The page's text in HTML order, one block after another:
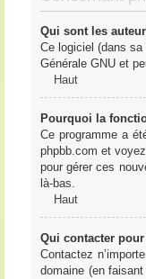
Qui sont les
Ce logiciel (dans
Générale GNU et
Haut
Pourquoi la
Ce programme a
phpbb.com et
pour gérer ces
là-bas.
Haut
Qui contacter
Contactez
domaine (en